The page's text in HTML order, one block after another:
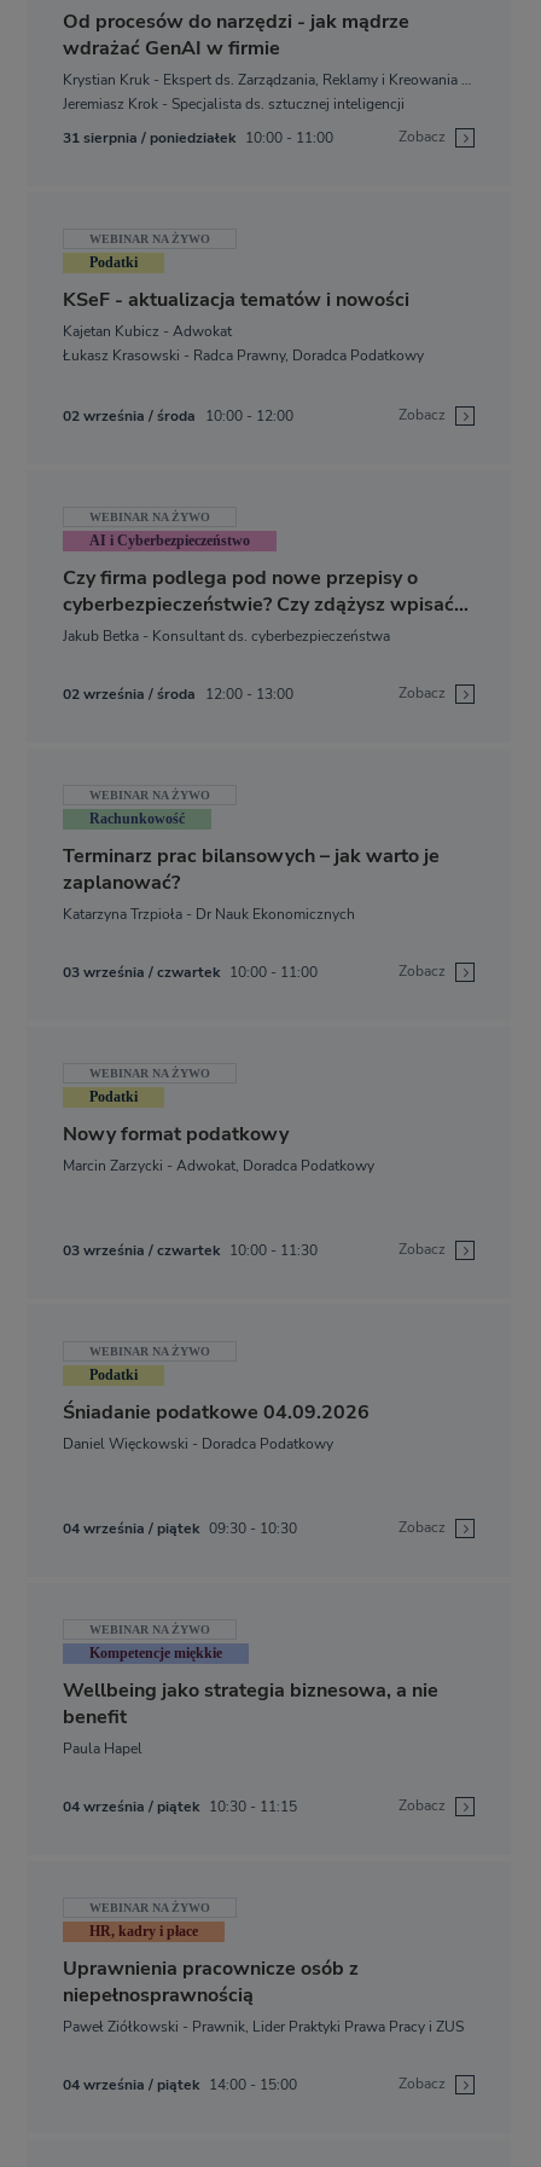
Od procesów do narzędzi - jak mądrze
wdrażać GenAI w firmie
Krystian Kruk - Ekspert ds. Zarządzania, Reklamy i Kreowania Wizerunku
Jeremiasz Krok - Specjalista ds. sztucznej inteligencji
31 sierpnia / poniedziałek 10:00 - 11:00 Zobacz
WEBINAR NA ŻYWO
Podatki
KSeF - aktualizacja tematów i nowości
Kajetan Kubicz - Adwokat
Łukasz Krasowski - Radca Prawny, Doradca Podatkowy
02 września / środa 10:00 - 12:00 Zobacz
WEBINAR NA ŻYWO
AI i Cyberbezpieczeństwo
Czy firma podlega pod nowe przepisy o
cyberbezpieczeństwie? Czy zdążysz wpisać
się do odpowiedniego rejestru?
Jakub Betka - Konsultant ds. cyberbezpieczeństwa
02 września / środa 12:00 - 13:00 Zobacz
WEBINAR NA ŻYWO
Rachunkowość
Terminarz prac bilansowych – jak warto je
zaplanować?
Katarzyna Trzpioła - Dr Nauk Ekonomicznych
03 września / czwartek 10:00 - 11:00 Zobacz
WEBINAR NA ŻYWO
Podatki
Nowy format podatkowy
Marcin Zarzycki - Adwokat, Doradca Podatkowy
03 września / czwartek 10:00 - 11:30 Zobacz
WEBINAR NA ŻYWO
Podatki
Śniadanie podatkowe 04.09.2026
Daniel Więckowski - Doradca Podatkowy
04 września / piątek 09:30 - 10:30 Zobacz
WEBINAR NA ŻYWO
Kompetencje miękkie
Wellbeing jako strategia biznesowa, a nie
benefit
Paula Hapel
04 września / piątek 10:30 - 11:15 Zobacz
WEBINAR NA ŻYWO
HR, kadry i płace
Uprawnienia pracownicze osób z
niepełnosprawnością
Paweł Ziółkowski - Prawnik, Lider Praktyki Prawa Pracy i ZUS
04 września / piątek 14:00 - 15:00 Zobacz